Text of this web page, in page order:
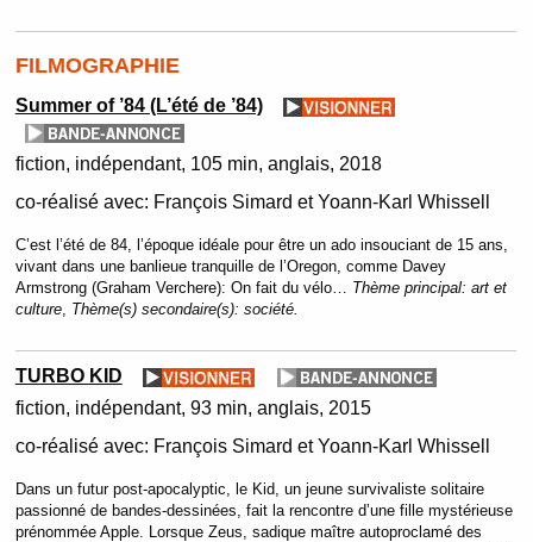
FILMOGRAPHIE
Summer of ’84 (L’été de ’84)
fiction indépendant 105 min anglais 2018
co-réalisé avec: François Simard et Yoann-Karl Whissell
C’est l’été de 84, l’époque idéale pour être un ado insouciant de 15 ans,
vivant dans une banlieue tranquille de l’Oregon, comme Davey
Armstrong (Graham Verchere): On fait du vélo… Thème principal: art et
culture, Thème(s) secondaire(s): société.
TURBO KID
fiction indépendant 93 min anglais 2015
co-réalisé avec: François Simard et Yoann-Karl Whissell
Dans un futur post-apocalyptic, le Kid, un jeune survivaliste solitaire
passionné de bandes-dessinées, fait la rencontre d’une fille mystérieuse
prénommée Apple. Lorsque Zeus, sadique maître autoproclamé des